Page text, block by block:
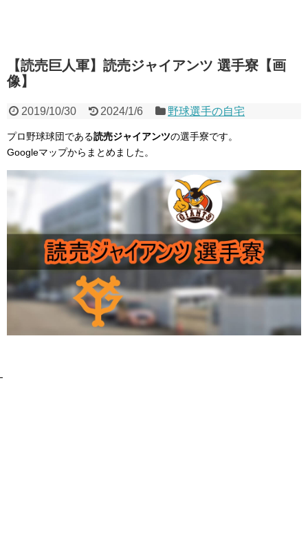
【読売巨人軍】読売ジャイアンツ 選手寮【画
像】
2019/10/30 2024/1/6 野球選手の自宅
プロ野球球団である読売ジャイアンツの選手寮です。
Googleマップからまとめました。